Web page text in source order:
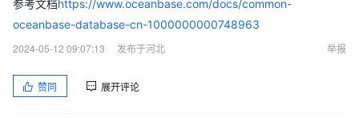
参考文档https://www.oceanbase.com/docs/common-
oceanbase-database-cn-1000000000748963
2024-05-12 09:07:13
发布于河北 举报
赞同 展开评论